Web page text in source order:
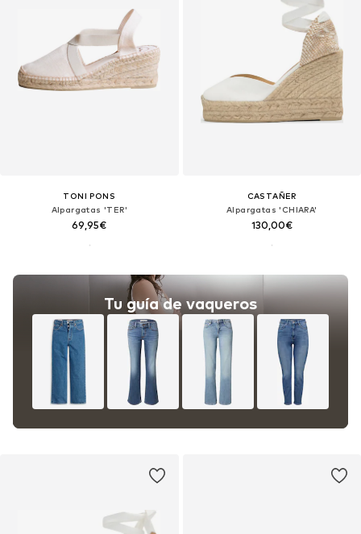
TONI PONS
Alpargatas 'TER'
69,95€
Tu guía de vaqueros
CASTAÑER
Alpargatas 'CHIARA'
130,00€